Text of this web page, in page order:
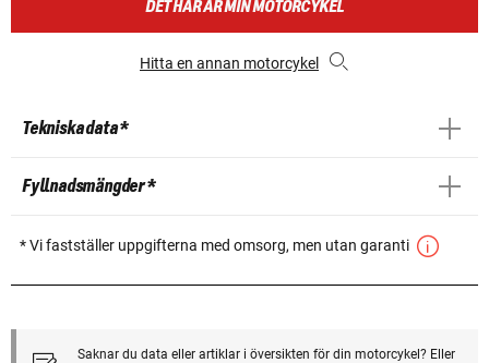
DET HÄR ÄR MIN MOTORCYKEL
Hitta en annan motorcykel
Tekniska data *
Fyllnadsmängder *
* Vi fastställer uppgifterna med omsorg, men utan garanti
Saknar du data eller artiklar i översikten för din motorcykel? Eller